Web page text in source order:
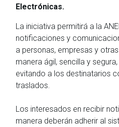
Electrónicas.
La iniciativa permitirá a la
notificaciones y
a personas, empresas y
manera ágil, sencilla y
evitando a los destinatarios
traslados.
Los interesados en recibir
manera deberán adherir al